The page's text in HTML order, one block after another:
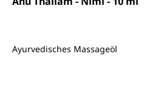
Ayurvedisches Massageöl